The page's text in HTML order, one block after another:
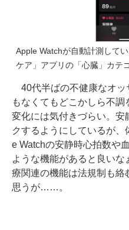
Apple Watchが自動計測して
ケア」アプリの「心臓」カテ
40代半ばの不健康なオッ
もなくてもどこかしら不
変化には気付きづらい。安
クするようにしているが、
e Watchの安静時心拍数や
ような機能があると良い
療関連の機能は法規制も絡
思うが……。